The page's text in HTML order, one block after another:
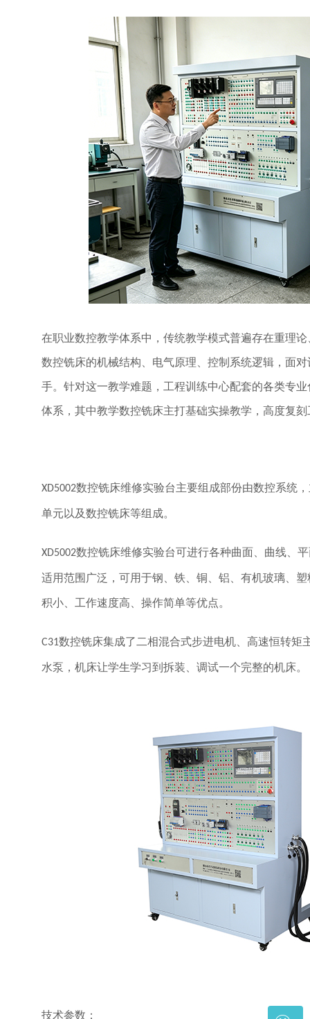
在职业数控教学体系中，传统教学模式普遍存在重理
数控铣床的机械结构、电气原理、控制系统逻辑，面
手。针对这一教学难题，工程训练中心配套的各类专
体系，其中教学数控铣床主打基础实操教学，高度复
XD5002数控铣床维修实验台主要组成部份由数控系统
单元以及数控铣床等组成。
XD5002数控铣床维修实验台可进行各种曲面、曲线、
适用范围广泛，可用于钢、铁、铜、铝、有机玻璃、
积小、工作速度高、操作简单等优点。
C31数控铣床集成了二相混合式步进电机、高速恒转
水泵，机床让学生学习到拆装、调试一个完整的机床。
技术参数：